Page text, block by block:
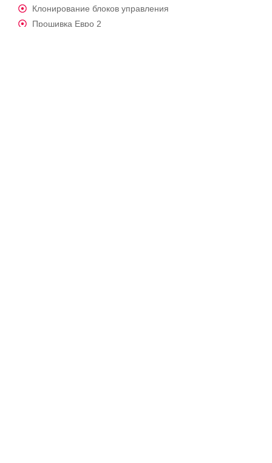
Клонирование блоков управления
Прошивка Евро 2